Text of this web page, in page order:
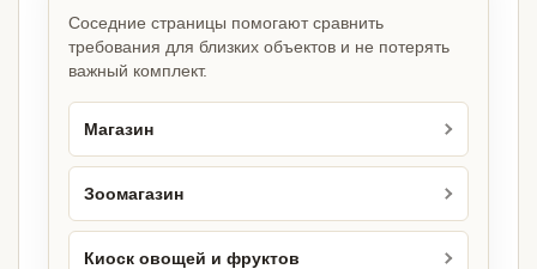
Соседние страницы помогают сравнить
требования для близких объектов и не потерять
важный комплект.
Магазин
Зоомагазин
Киоск овощей и фруктов